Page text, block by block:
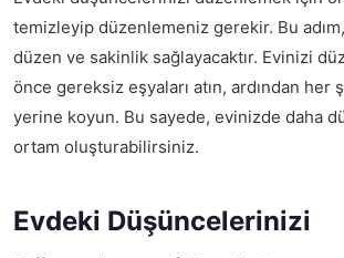
temizleyip düzenlemeniz gerekir. Bu
düzen ve sakinlik sağlayacaktır. Evinizi
önce gereksiz eşyaları atın, ardından her
yerine koyun. Bu sayede, evinizde daha
ortam oluşturabilirsiniz.
Evdeki Düşüncelerinizi